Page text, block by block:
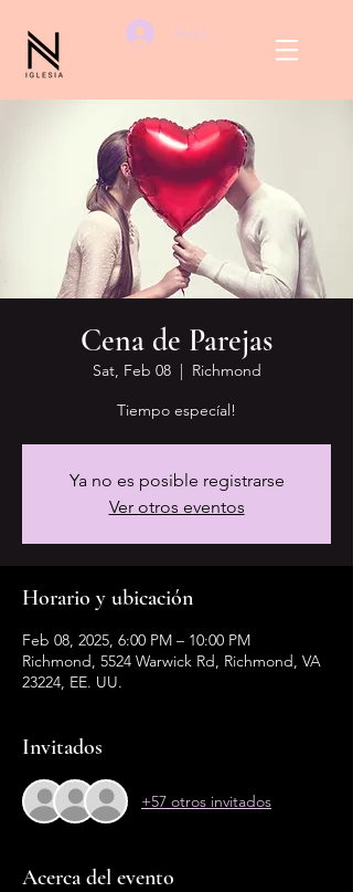
Iniciar sesión
Cena de Parejas
Sat, Feb 08
  |
Richmond
Tiempo especíal!
Ya no es posible registrarse
Ver otros eventos
Horario y ubicación
Feb 08, 2025, 6:00 PM – 10:00 PM
Richmond, 5524 Warwick Rd, Richmond, VA
23224, EE. UU.
Invitados
+57 otros invitados
Acerca del evento